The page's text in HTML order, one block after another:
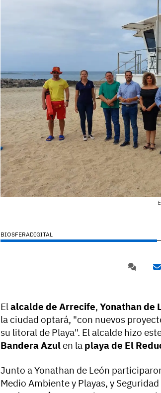
BIOSFERADIGITAL
El alcalde de Arrecife, Yonathan de
la ciudad optará, "con nuevos
su litoral de Playa". El alcalde hizo
Bandera Azul en la playa de El
Junto a Yonathan de León
Medio Ambiente y Playas, y